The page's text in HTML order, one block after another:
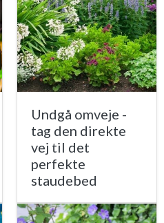
Undgå omveje -
tag den direkte
vej til det
perfekte
staudebed